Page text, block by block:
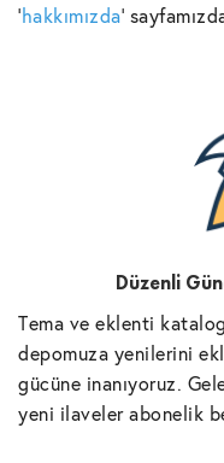
'hakkımızda'
Düzenli
Tema ve eklenti
depomuza yenilerini
gücüne inanıyoruz.
yeni ilaveler abonelik